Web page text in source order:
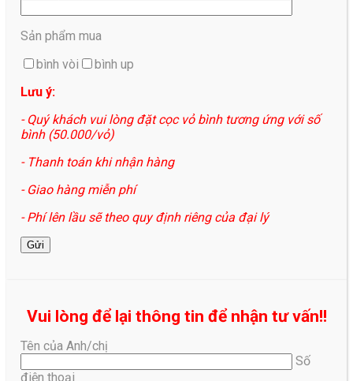
Sản phẩm mua
bình vòi
bình up
Lưu ý:
- Quý khách vui lòng đặt cọc vỏ bình tương ứng với số
bình (50.000/vỏ)
- Thanh toán khi nhận hàng
- Giao hàng miễn phí
- Phí lên lầu sẽ theo quy định riêng của đại lý
Vui lòng để lại thông tin để nhận tư vấn!!
Tên của Anh/chị
Số
điện thoại